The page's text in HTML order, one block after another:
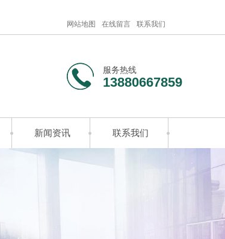
网站地图 在线留言 联系我们
服务热线
13880667859
新闻资讯 联系我们